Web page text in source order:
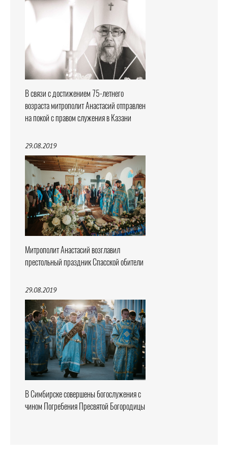
В связи с достижением 75-летнего
возраста митрополит Анастасий отправлен
на покой с правом служения в Казани
29.08.2019
Митрополит Анастасий возглавил
престольный праздник Спасской обители
29.08.2019
В Симбирске совершены богослужения с
чином Погребения Пресвятой Богородицы